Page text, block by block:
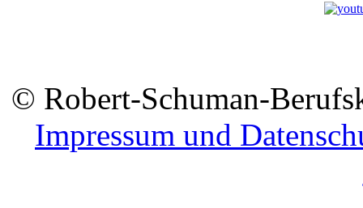
© Robert-Schuman-
Impressum und